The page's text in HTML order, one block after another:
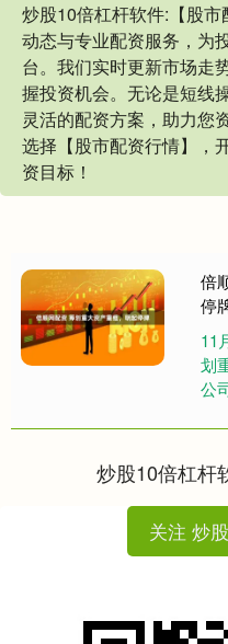
炒股10倍杠杆软件:【股
动态与专业配资服务，为
台。我们实时更新市场走
握投资机会。无论是短线
灵活的配资方案，助力您
选择【股市配资行情】，
资目标！
倍
停
11
划
公
司
炒股10倍杠杆
关注 炒